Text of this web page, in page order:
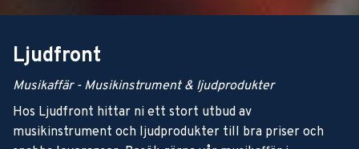
Ljudfront
Musikaffär - Musikinstrument & ljudprodukter
Hos Ljudfront hittar ni ett stort utbud av
musikinstrument och ljudprodukter till bra priser och